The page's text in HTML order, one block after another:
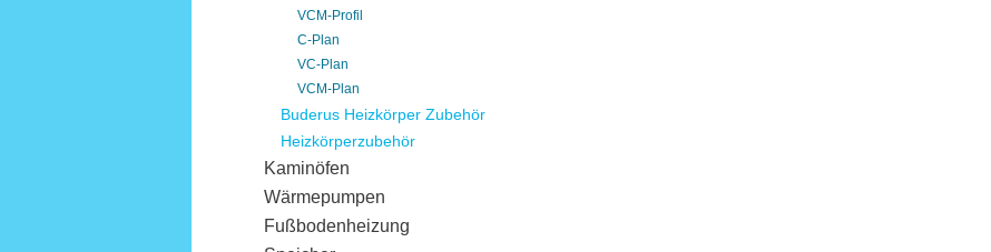
VCM-Profil
C-Plan
VC-Plan
VCM-Plan
Buderus Heizkörper Zubehör
Heizkörperzubehör
Kaminöfen
Wärmepumpen
Fußbodenheizung